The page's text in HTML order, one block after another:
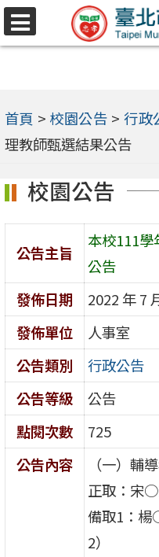
跳
至
內
容
選
首頁 > 校園公告 > 行政
理教師甄選結果公告
校園公告
公告主旨
本校111
公告
發佈日期
2022 年 7
發佈單位
人事室
公告類別
行政公告
公告等級
公告
點閱次數
725
公告內容
（一）輔
正取：宋○
備取1：楊
2）